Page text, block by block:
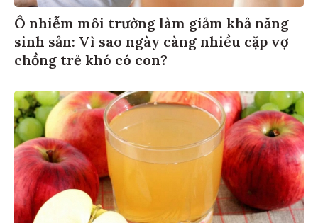
Ô nhiễm môi trường làm giảm khả năng
sinh sản: Vì sao ngày càng nhiều cặp vợ
chồng trẻ khó có con?